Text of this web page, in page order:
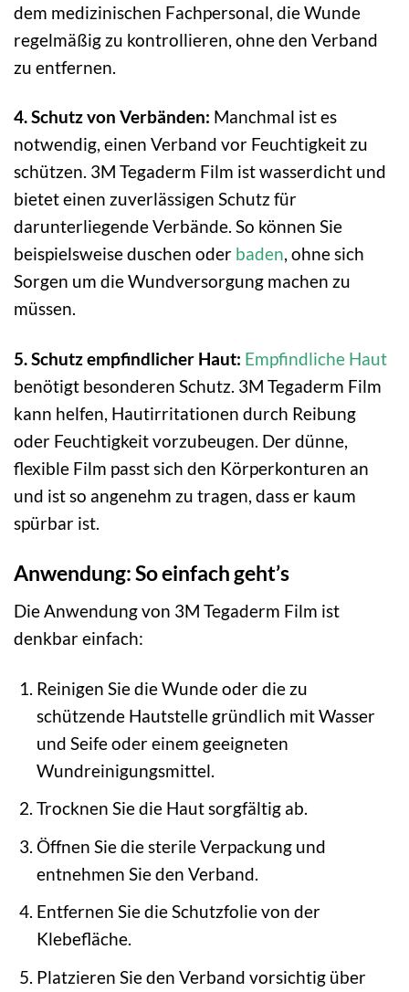
dem medizinischen Fachpersonal, die Wunde
regelmäßig zu kontrollieren, ohne den Verband
zu entfernen.
4. Schutz von Verbänden: Manchmal ist es
notwendig, einen Verband vor Feuchtigkeit zu
schützen. 3M Tegaderm Film ist wasserdicht und
bietet einen zuverlässigen Schutz für
darunterliegende Verbände. So können Sie
beispielsweise duschen oder baden, ohne sich
Sorgen um die Wundversorgung machen zu
müssen.
5. Schutz empfindlicher Haut: Empfindliche Haut
benötigt besonderen Schutz. 3M Tegaderm Film
kann helfen, Hautirritationen durch Reibung
oder Feuchtigkeit vorzubeugen. Der dünne,
flexible Film passt sich den Körperkonturen an
und ist so angenehm zu tragen, dass er kaum
spürbar ist.
Anwendung: So einfach geht’s
Die Anwendung von 3M Tegaderm Film ist
denkbar einfach:
Reinigen Sie die Wunde oder die zu
schützende Hautstelle gründlich mit Wasser
und Seife oder einem geeigneten
Wundreinigungsmittel.
Trocknen Sie die Haut sorgfältig ab.
Öffnen Sie die sterile Verpackung und
entnehmen Sie den Verband.
Entfernen Sie die Schutzfolie von der
Klebefläche.
Platzieren Sie den Verband vorsichtig über